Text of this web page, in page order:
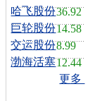
哈飞股份36.92
巨轮股份14.58
交运股份8.99
渤海活塞12.44
更多